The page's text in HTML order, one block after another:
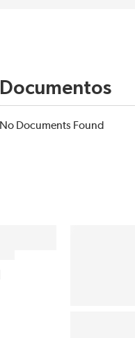
Documentos
No Documents Found